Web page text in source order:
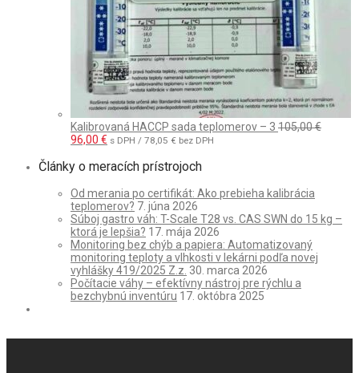
Kalibrovaná HACCP sada teplomerov – 3 105,00€
Pôvodná
bola:
105,00 €.
96,00 € Aktuálna
je:
96,00 €.
s DPH / 78,05 € bez DPH
Články o meracích prístrojoch
Od merania po certifikát: Ako prebieha kalibrácia
teplomerov? 7. júna 2026
Súboj gastro váh: T-Scale T28 vs. CAS SWN do 15 kg –
ktorá je lepšia? 17. mája 2026
Monitoring bez chýb a papiera: Automatizovaný
monitoring teploty a vlhkosti v lekárni podľa novej
vyhlášky 419/2025 Z.z. 30. marca 2026
Počítacie váhy – efektívny nástroj pre rýchlu a
bezchybnú inventúru 17. októbra 2025